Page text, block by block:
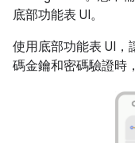
底部功能表 UI。
使用底部功能表 UI
碼金鑰和密碼驗證時